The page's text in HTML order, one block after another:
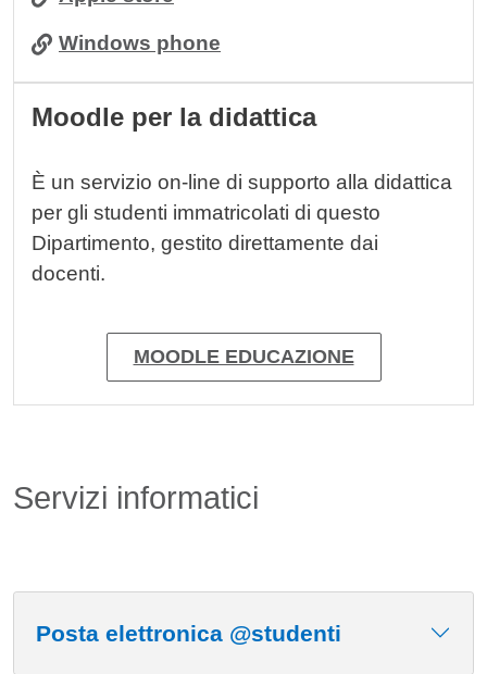
Windows phone
Moodle per la didattica
È un servizio on-line di supporto alla didattica
per gli studenti immatricolati di questo
Dipartimento, gestito direttamente dai
docenti.
MOODLE EDUCAZIONE
Servizi informatici
Posta elettronica @studenti